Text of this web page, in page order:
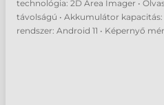
technológia: 2D Area Imager •
távolságú • Akkumulátor
rendszer: Android 11 • Képernyő